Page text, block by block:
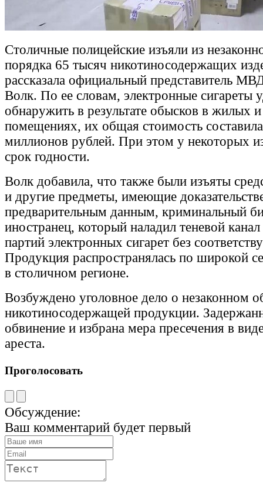
Столичные полицейские изъяли из
порядка 65 тысяч никотиносодержащих
рассказала официальный представитель
Волк. По ее словам, электронные сигареты
обнаружить в результате обысков в жилых
помещениях, их общая стоимость
миллионов рублей. При этом у некоторых
срок годности.
Волк добавила, что также были изъяты
и другие предметы, имеющие
предварительным данным, криминальный
иностранец, который наладил теневой
партий электронных сигарет без
Продукция распространялась по широкой
в столичном регионе.
Возбуждено уголовное дело о незаконном
никотиносодержащей продукции.
обвинение и избрана мера пресечения в
ареста.
Проголосовать
Обсуждение:
Ваш комментарий будет первый